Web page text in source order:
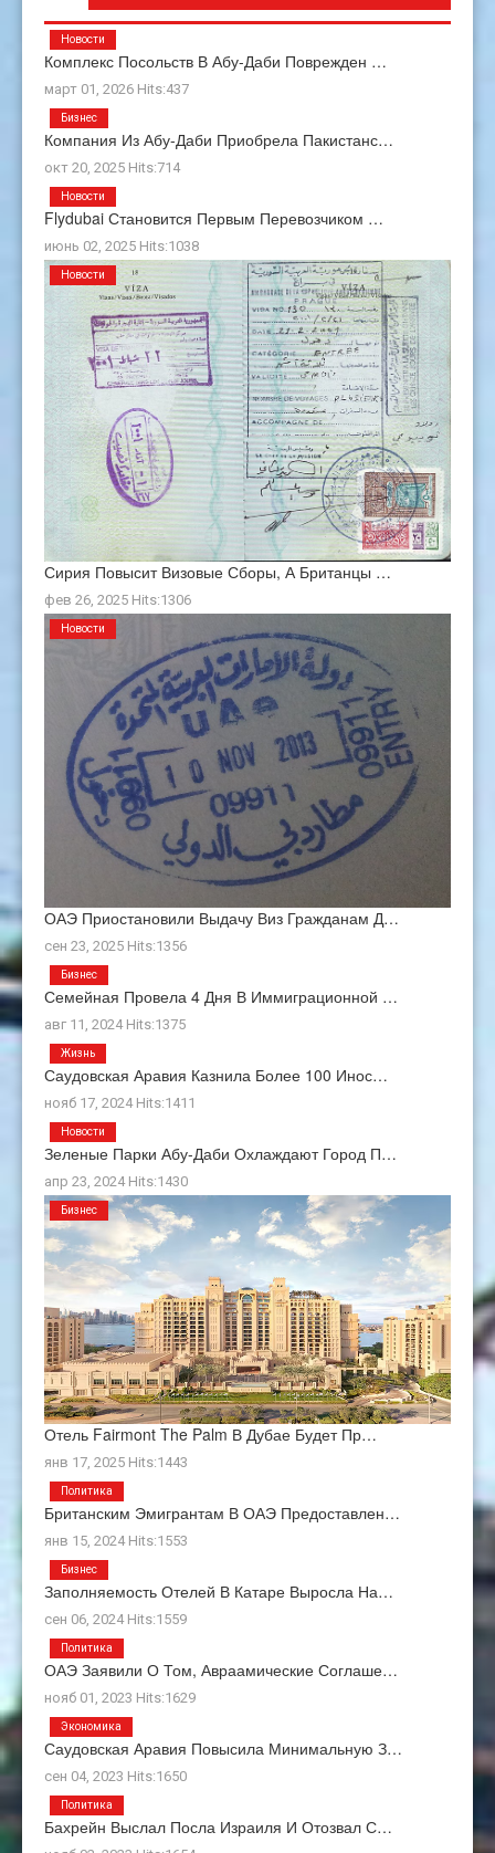
Комплекс Посольств В Абу-Даби Поврежден …
март 01, 2026 Hits:437
Новости
Компания Из Абу-Даби Приобрела Пакистанс…
окт 20, 2025 Hits:714
Бизнес
Flydubai Становится Первым Перевозчиком …
июнь 02, 2025 Hits:1038
Новости
Сирия Повысит Визовые Сборы, А Британцы …
фев 26, 2025 Hits:1306
Новости
ОАЭ Приостановили Выдачу Виз Гражданам Д…
сен 23, 2025 Hits:1356
Новости
Семейная Провела 4 Дня В Иммиграционной …
авг 11, 2024 Hits:1375
Бизнес
Саудовская Аравия Казнила Более 100 Инос…
нояб 17, 2024 Hits:1411
Жизнь
Зеленые Парки Абу-Даби Охлаждают Город П…
апр 23, 2024 Hits:1430
Новости
Отель Fairmont The Palm В Дубае Будет Пр…
янв 17, 2025 Hits:1443
Бизнес
Британским Эмигрантам В ОАЭ Предоставлен…
янв 15, 2024 Hits:1553
Политика
Заполняемость Отелей В Катаре Выросла На…
сен 06, 2024 Hits:1559
Бизнес
ОАЭ Заявили О Том, Авраамические Соглаше…
нояб 01, 2023 Hits:1629
Политика
Саудовская Аравия Повысила Минимальную З…
сен 04, 2023 Hits:1650
Экономика
Бахрейн Выслал Посла Израиля И Отозвал С…
Политика